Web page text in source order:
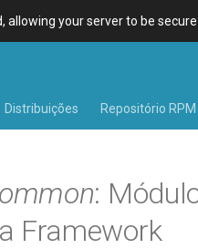
allowing your server to be
Distribuições Repositório RPM
:
Framework